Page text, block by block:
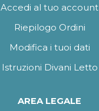
Accedi al tuo account
Riepilogo Ordini
Modifica i tuoi dati
Istruzioni Divani Letto
AREA LEGALE